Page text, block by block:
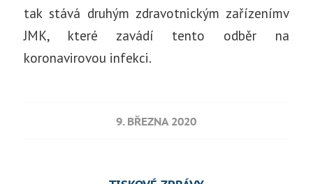
tak stává druhým zdravotnickým zařízenímv
JMK, které zavádí tento odběr na
koronavirovou infekci.
9. BŘEZNA 2020